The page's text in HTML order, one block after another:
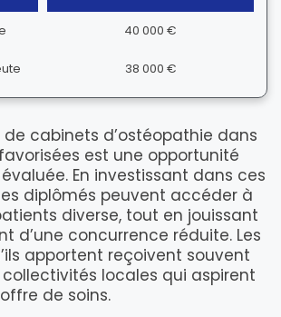
40 000 €
38 000 €
de cabinets d’ostéopathie dans
est une opportunité
En investissant dans ces
diplômés peuvent accéder à
diverse, tout en jouissant
d’une concurrence réduite. Les
apportent reçoivent souvent
locales qui aspirent
de soins.